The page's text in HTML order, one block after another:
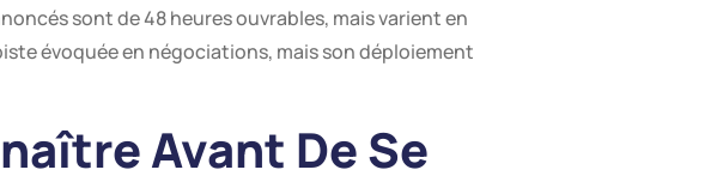
sont de 48 heures ouvrables, mais varient en
évoquée en négociations, mais son déploiement
Avant De Se